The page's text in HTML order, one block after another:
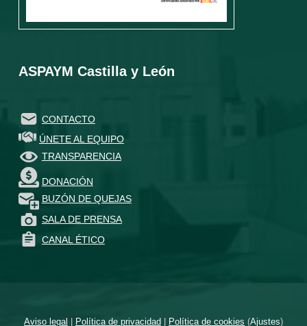
ASPAYM Castilla y León
CONTACTO
ÚNETE AL EQUIPO
TRANSPARENCIA
DONACIÓN
BUZÓN DE QUEJAS
SALA DE PRENSA
CANAL ÉTICO
Aviso legal Política de privacidad Política de cookies (Ajustes)